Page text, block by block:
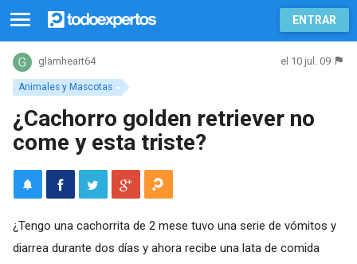
ENTRAR
Animales y Mascotas
glamheart64 el 10 jul. 09
¿Cachorro golden retriever no
come y esta triste?
¿Tengo una cachorrita de 2 mese tuvo una serie de vómitos y
diarrea durante dos días y ahora recibe una lata de comida